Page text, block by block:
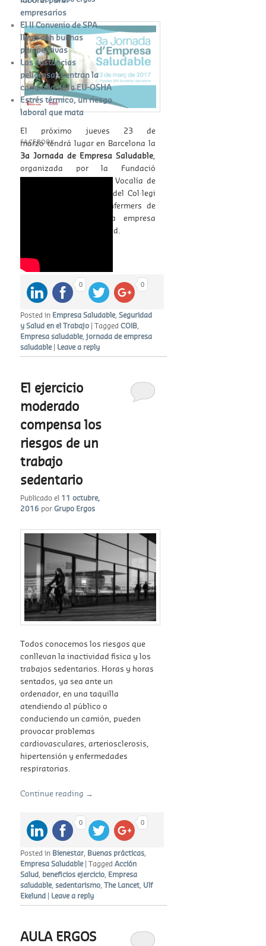
El próximo jueves 23 de
marzo tendrá lugar en Barcelona la
3a Jornada de Empresa Saludable,
organizada por la Fundació
Infermeria i Societat, la Vocalía de
Enfermería del Trabajo del Col·legi
Oficial d’Infermeres i Infermers de
Barcelona (COIB) y la empresa
Premap Seguridad y Salud.
0 0
Posted in Empresa Saludable,Seguridad
y Salud en el Trabajo
|Tagged COIB
Empresa saludable,jornada de empresa
saludable
Leave a reply
El ejercicio
moderado
compensa los
riesgos de un
trabajo
sedentario
Publicado el 11 octubre,
2016 porGrupo Ergos
Todos conocemos los riesgos que
conllevan la inactividad física y los
trabajos sedentarios. Horas y horas
sentados, ya sea ante un
ordenador, en una taquilla
atendiendo al público o
conduciendo un camión, pueden
provocar problemas
cardiovasculares, arteriosclerosis,
hipertensión y enfermedades
respiratorias.
Continue reading →
0 0
Posted in Bienestar Buenas prácticas
Empresa Saludable
|Tagged Acción
Salud beneficios ejercicio Empresa
saludable, sedentarismo ,The Lancet Ulf
Ekelund
Leave a reply
AULA ERGOS
empresarios
El II Convenio de SPA
llega con buenas
perspectivas
Las sustancias
peligrosas centran la
campaña de la EU-OSHA
Estrés térmico, un riesgo
laboral que mata
FACEBOOK